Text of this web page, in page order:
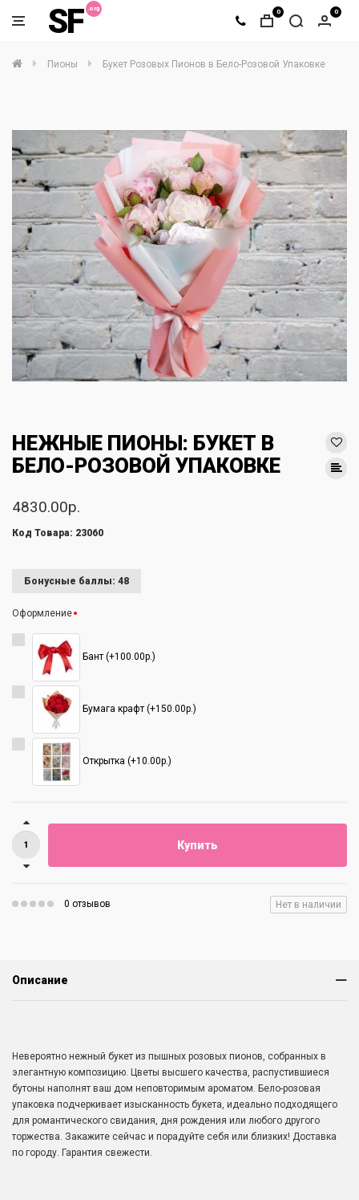
SF 0 0
Пионы Букет Розовых Пионов в Бело-Розовой Упаковке
НЕЖНЫЕ ПИОНЫ: БУКЕТ В
БЕЛО-РОЗОВОЙ УПАКОВКЕ
4830.00р.
Код Товара: 23060
Бонусные баллы: 48
Оформление
Бант (+100.00р.)
Бумага крафт (+150.00р.)
Открытка (+10.00р.)
Купить
0 отзывов Нет в наличии
Описание
Невероятно нежный букет из пышных розовых пионов, собранных в
элегантную композицию. Цветы высшего качества, распустившиеся
бутоны наполнят ваш дом неповторимым ароматом. Бело-розовая
упаковка подчеркивает изысканность букета, идеально подходящего
для романтического свидания, дня рождения или любого другого
торжества. Закажите сейчас и порадуйте себя или близких! Доставка
по городу. Гарантия свежести.